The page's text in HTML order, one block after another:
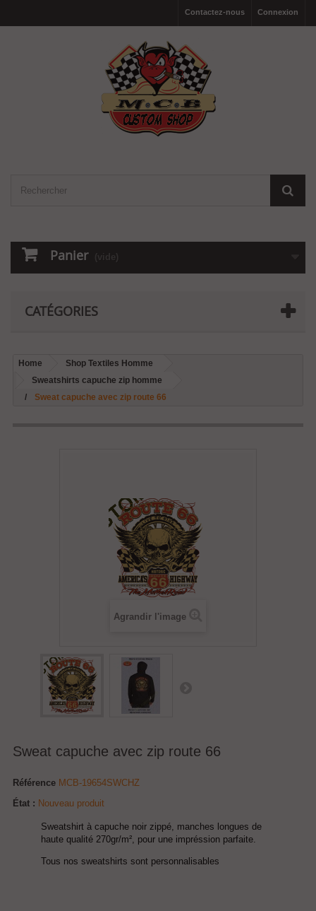
Connexion
Contactez-nous
Panier (vide)
CATÉGORIES
Home
Shop Textiles Homme
Sweatshirts capuche zip homme
Sweat capuche avec zip route 66
Agrandir l'image
Sweat capuche avec zip route 66
Référence MCB-19654SWCHZ
État : Nouveau produit
Sweatshirt à capuche noir zippé, manches longues de
haute qualité 270gr/m², pour une impréssion parfaite.
Tous nos sweatshirts sont personnalisables